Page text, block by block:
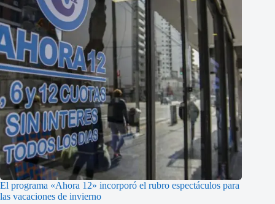
El programa «Ahora 12» incorporó el rubro espectáculos para
las vacaciones de invierno